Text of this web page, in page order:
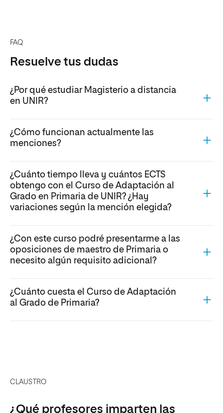
FAQ
Resuelve tus dudas
¿Por qué estudiar Magisterio a distancia
en UNIR?
¿Cómo funcionan actualmente las
menciones?
¿Cuánto tiempo lleva y cuántos ECTS
obtengo con el Curso de Adaptación al
Grado en Primaria de UNIR? ¿Hay
variaciones según la mención elegida?
¿Con este curso podré presentarme a las
oposiciones de maestro de Primaria o
necesito algún requisito adicional?
¿Cuánto cuesta el Curso de Adaptación
al Grado de Primaria?
CLAUSTRO
¿Qué profesores imparten las